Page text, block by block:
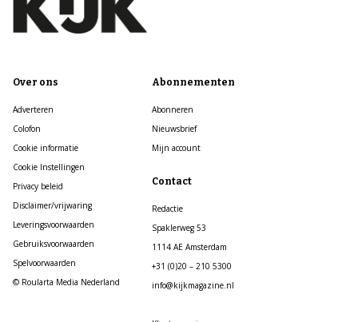
Over ons
Adverteren
Colofon
Cookie informatie
Cookie Instellingen
Privacy beleid
Disclaimer/vrijwaring
Leveringsvoorwaarden
Gebruiksvoorwaarden
Spelvoorwaarden
© Roularta Media Nederland
Abonnementen
Abonneren
Nieuwsbrief
Mijn account
Contact
Redactie
Spaklerweg 53
1114 AE Amsterdam
+31 (0)20 – 210 5300
info@kijkmagazine.nl